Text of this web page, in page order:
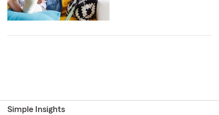
Simple Insights